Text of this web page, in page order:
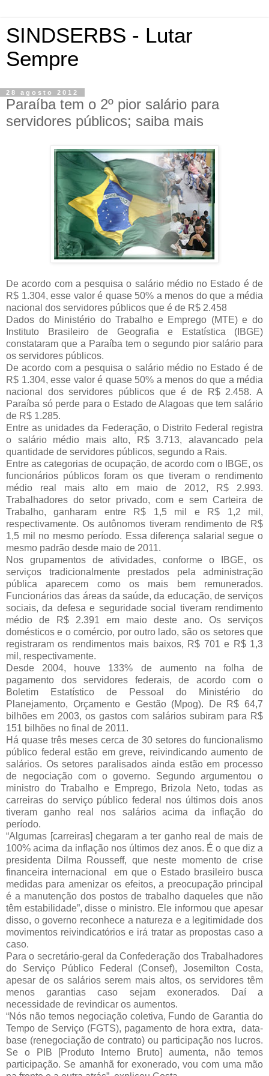
SINDSERBS - Lutar
Sempre
28 agosto 2012
Paraíba tem o 2º pior salário para
servidores públicos; saiba mais
De acordo com a pesquisa o salário médio no Estado é de
R$ 1.304, esse valor é quase 50% a menos do que a média
nacional dos servidores públicos que é de R$ 2.458
Dados do Ministério do Trabalho e Emprego (MTE) e do
Instituto Brasileiro de Geografia e Estatística (IBGE)
constataram que a Paraíba tem o segundo pior salário para
os servidores públicos.
De acordo com a pesquisa o salário médio no Estado é de
R$ 1.304, esse valor é quase 50% a menos do que a média
nacional dos servidores públicos que é de R$ 2.458. A
Paraíba só perde para o Estado de Alagoas que tem salário
de R$ 1.285.
Entre as unidades da Federação, o Distrito Federal registra
o salário médio mais alto, R$ 3.713, alavancado pela
quantidade de servidores públicos, segundo a Rais.
Entre as categorias de ocupação, de acordo com o IBGE, os
funcionários públicos foram os que tiveram o rendimento
médio real mais alto em maio de 2012, R$ 2.993.
Trabalhadores do setor privado, com e sem Carteira de
Trabalho, ganharam entre R$ 1,5 mil e R$ 1,2 mil,
respectivamente. Os autônomos tiveram rendimento de R$
1,5 mil no mesmo período. Essa diferença salarial segue o
mesmo padrão desde maio de 2011.
Nos grupamentos de atividades, conforme o IBGE, os
serviços tradicionalmente prestados pela administração
pública aparecem como os mais bem remunerados.
Funcionários das áreas da saúde, da educação, de serviços
sociais, da defesa e seguridade social tiveram rendimento
médio de R$ 2.391 em maio deste ano. Os serviços
domésticos e o comércio, por outro lado, são os setores que
registraram os rendimentos mais baixos, R$ 701 e R$ 1,3
mil, respectivamente.
Desde 2004, houve 133% de aumento na folha de
pagamento dos servidores federais, de acordo com o
Boletim Estatístico de Pessoal do Ministério do
Planejamento, Orçamento e Gestão (Mpog). De R$ 64,7
bilhões em 2003, os gastos com salários subiram para R$
151 bilhões no final de 2011.
Há quase três meses cerca de 30 setores do funcionalismo
público federal estão em greve, reivindicando aumento de
salários. Os setores paralisados ainda estão em processo
de negociação com o governo. Segundo argumentou o
ministro do Trabalho e Emprego, Brizola Neto, todas as
carreiras do serviço público federal nos últimos dois anos
tiveram ganho real nos salários acima da inflação do
período.
“Algumas [carreiras] chegaram a ter ganho real de mais de
100% acima da inflação nos últimos dez anos. É o que diz a
presidenta Dilma Rousseff, que neste momento de crise
financeira internacional em que o Estado brasileiro busca
medidas para amenizar os efeitos, a preocupação principal
é a manutenção dos postos de trabalho daqueles que não
têm estabilidade”, disse o ministro. Ele informou que apesar
disso, o governo reconhece a natureza e a legitimidade dos
movimentos reivindicatórios e irá tratar as propostas caso a
caso.
Para o secretário-geral da Confederação dos Trabalhadores
do Serviço Público Federal (Consef), Josemilton Costa,
apesar de os salários serem mais altos, os servidores têm
menos garantias caso sejam exonerados. Daí a
necessidade de revindicar os aumentos.
“Nós não temos negociação coletiva, Fundo de Garantia do
Tempo de Serviço (FGTS), pagamento de hora extra, data-
base (renegociação de contrato) ou participação nos lucros.
Se o PIB [Produto Interno Bruto] aumenta, não temos
participação. Se amanhã for exonerado, vou com uma mão